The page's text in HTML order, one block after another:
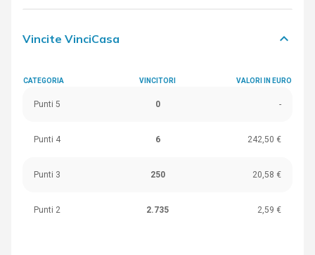
Vincite VinciCasa keyboard_arrow_down
CATEGORIA VINCITORI VALORI IN EURO
Punti 5 0 -
Punti 4 6 242,50 €
Punti 3 250 20,58 €
Punti 2 2.735 2,59 €